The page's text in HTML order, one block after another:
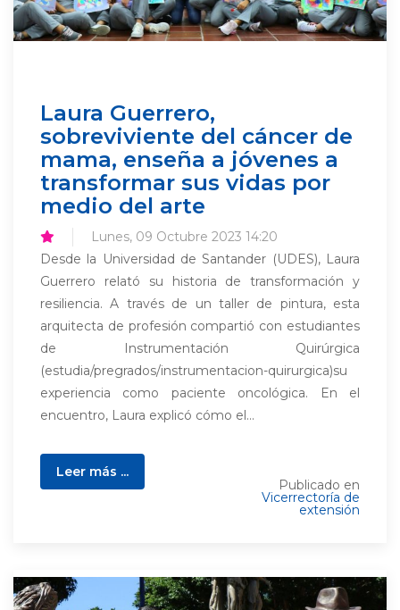
Laura Guerrero,
sobreviviente del cáncer de
mama, enseña a jóvenes a
transformar sus vidas por
medio del arte
Lunes, 09 Octubre 2023 14:20
Desde la Universidad de Santander (UDES), Laura
Guerrero relató su historia de transformación y
resiliencia. A través de un taller de pintura, esta
arquitecta de profesión compartió con estudiantes
de Instrumentación Quirúrgica
(estudia/pregrados/instrumentacion-quirurgica)su
experiencia como paciente oncológica. En el
encuentro, Laura explicó cómo el...
Leer más ...
Publicado en
Vicerrectoría de
extensión